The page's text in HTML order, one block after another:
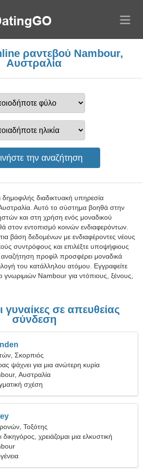
ραντεβού Nambour,
Αυστραλία
δημοφιλής διαδικτυακή υπηρεσία
Αυτό το σύστημα βοηθά στην
και στη χρήση ενός μοναδικού
στον εντοπισμό κοινών ενδιαφερόντων.
βάση δεδομένων με ενδιαφέροντες νέους
συντρόφους και επιλέξτε υποψήφιους
αναζήτηση προφίλ προσφέρει μοναδικά
του κατάλληλου ατόμου. Εγγραφείτε
Nambour για ντόπιους, ξένους,
γυναίκες σε απευθείας
σύνδεση
Σκορπιός
ψάχνει για μια ανώτερη κυρία
Αυστραλία
σχέση
Τοξότης
δικηγόρος, χρειάζομαι μια ελκυστική